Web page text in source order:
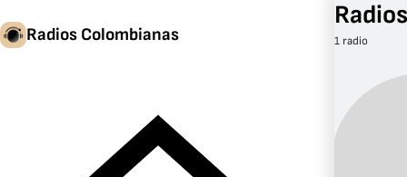
Radios Colombianas 1 radio